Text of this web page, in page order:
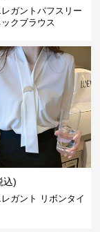
ガントパフスリー
クブラウス
込)
ガント リボンタイ